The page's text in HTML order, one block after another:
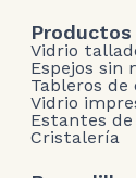
Vidrio
Espejos sin
Tableros
Vidrio
Estantes
Cristalería